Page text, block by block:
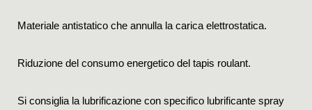
Materiale antistatico che annulla la carica elettrostatica.
Riduzione del consumo energetico del tapis roulant.
Si consiglia la lubrificazione con specifico lubrificante spray